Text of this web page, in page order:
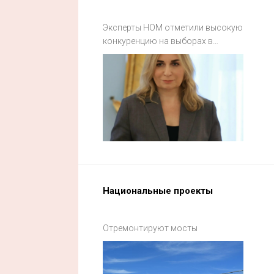
Эксперты НОМ отметили высокую
конкуренцию на выборах в
Смоленской области
Национальные проекты
Отремонтируют мосты